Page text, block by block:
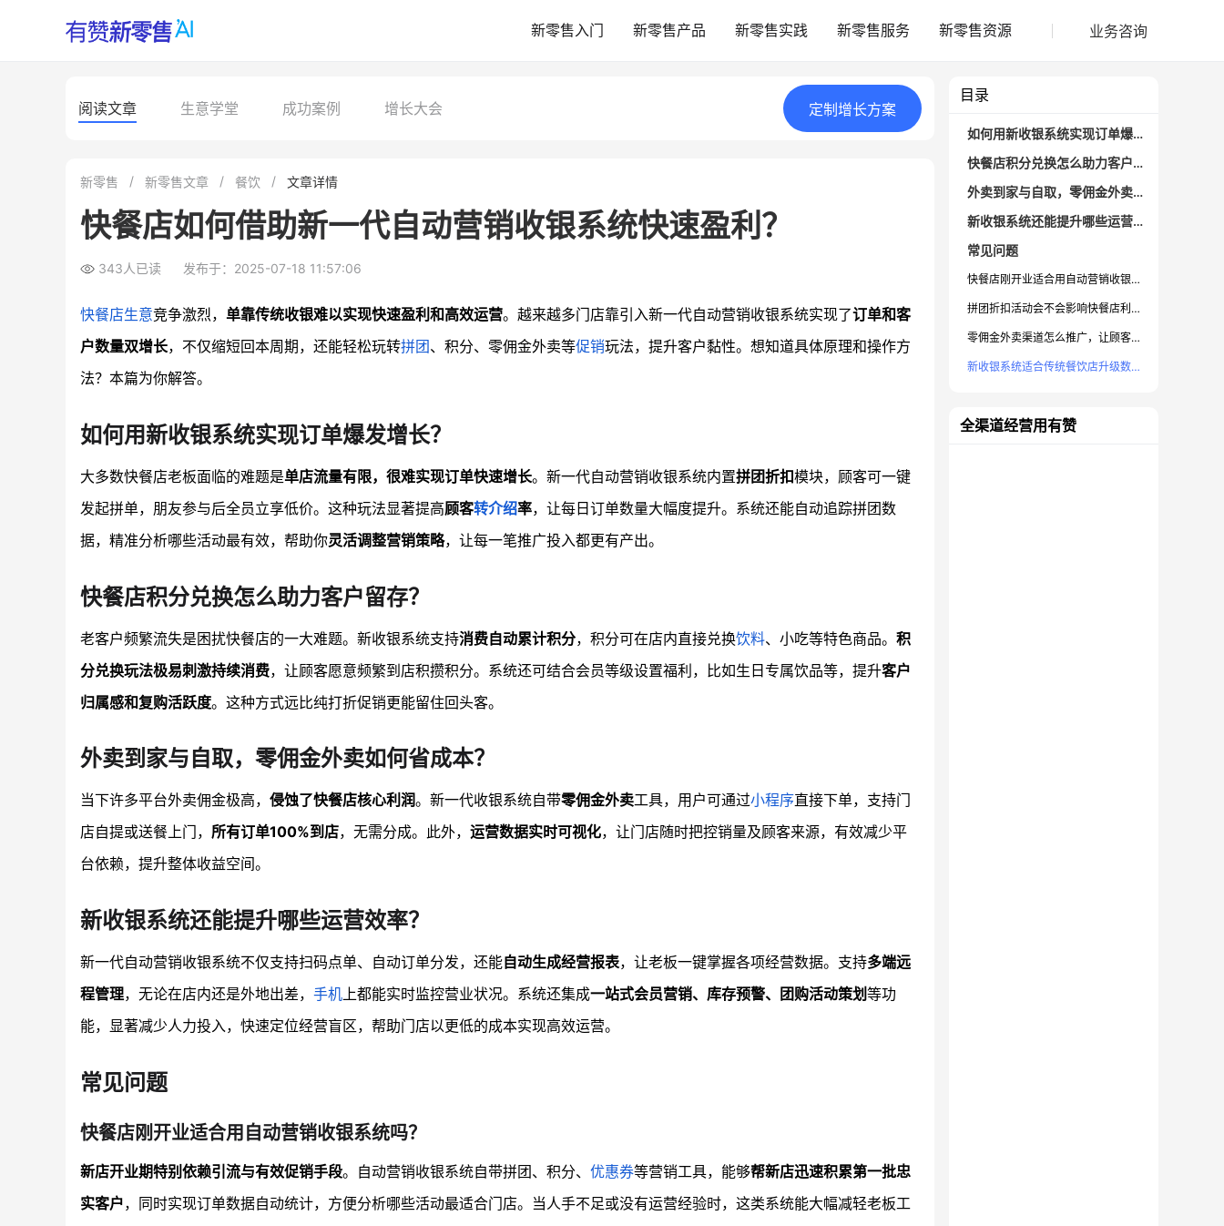
新零售入门 新零售产品 新零售实践 新零售服务 新零售资源 业务咨询
阅读文章 生意学堂 成功案例 增长大会 定制 增长方案
新零售 新零售文章 餐饮 文章详情
快餐店如何借助新一代自动营销收银系统快速盈利？
343人已读 发布于：2025-07-18 11:57:06
快餐店生意竞争激烈， 单靠传统收银难以实现快速盈利和高效运营。越来越多门店靠引入新一代自动营销收银系统实现了订单和客
户数量双增长，不仅缩短回本周期，还能轻松玩转拼团、积分、零佣金外卖等促销玩法，提升客户黏性。想知道具体原理和操作方
法？本篇为你解答。
如何用新收银系统实现订单爆发增长？
大多数快餐店老板面临的难题是单店流量有限，很难实现订单快速增长。新一代自动营销收银系统内置拼团折扣模块，顾客可一键
发起拼单，朋友参与后全员立享低价。这种玩法显著提高顾客转介绍率，让每日订单数量大幅度提升。系统还能自动追踪拼团数
据，精准分析哪些活动最有效，帮助你灵活调整营销策略，让每一笔推广投入都更有产出。
快餐店积分兑换怎么助力客户留存？
老客户频繁流失是困扰快餐店的一大难题。新收银系统支持消费自动累计积分，积分可在店内直接兑换饮料、小吃等特色商品。 积
分兑换玩法极易刺激持续消费，让顾客愿意频繁到店积攒积分。系统还可结合会员等级设置福利，比如生日专属饮品等，提升客户
归属感和复购活跃度。这种方式远比纯打折促销更能留住回头客。
外卖到家与自取，零佣金外卖如何省成本？
当下许多平台外卖佣金极高， 侵蚀了快餐店核心利润。新一代收银系统自带零佣金外卖工具，用户可通过小程序直接下单，支持门
店自提或送餐上门， 所有订单100%到店，无需分成。此外， 运营数据实时可视化，让门店随时把控销量及顾客来源，有效减少平
台依赖，提升整体收益空间。
新收银系统还能提升哪些运营效率？
新一代自动营销收银系统不仅支持扫码点单、自动订单分发，还能自动生成经营报表，让老板一键掌握各项经营数据。支持多端远
程管理，无论在店内还是外地出差， 手机上都能实时监控营业状况。系统还集成一站式会员营销、库存预警、团购活动策划等功
能，显著减少人力投入，快速定位经营盲区，帮助门店以更低的成本实现高效运营。
常见问题
快餐店刚开业适合用自动营销收银系统吗？
新店开业期特别依赖引流与有效促销手段。自动营销收银系统自带拼团、积分、 优惠券等营销工具，能够帮新店迅速积累第一批忠
实客户，同时实现订单数据自动统计，方便分析哪些活动最适合门店。当人手不足或没有运营经验时，这类系统能大幅减轻老板工
目录
如何用新收银系统实现订单爆发增长？
快餐店积分兑换怎么助力客户留存？
外卖到家与自取，零佣金外卖如何省成本？
新收银系统还能提升哪些运营效率？
常见问题
快餐店刚开业适合用自动营销收银系统吗？
拼团折扣活动会不会影响快餐店利润？
零佣金外卖渠道怎么推广，让顾客愿意下单？
新收银系统适合传统餐饮店升级数字化吗？
全渠道经营用有赞